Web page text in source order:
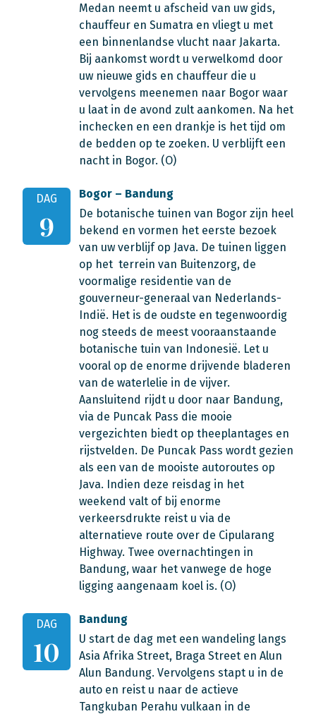
Medan neemt u afscheid van uw gids,
chauffeur en Sumatra en vliegt u met
een binnenlandse vlucht naar Jakarta.
Bij aankomst wordt u verwelkomd door
uw nieuwe gids en chauffeur die u
vervolgens meenemen naar Bogor waar
u laat in de avond zult aankomen. Na het
inchecken en een drankje is het tijd om
de bedden op te zoeken. U verblijft een
nacht in Bogor. (O)
DAG
9
Bogor – Bandung
De botanische tuinen van Bogor zijn heel
bekend en vormen het eerste bezoek
van uw verblijf op Java. De tuinen liggen
op het terrein van Buitenzorg, de
voormalige residentie van de
gouverneur-generaal van Nederlands-
Indië. Het is de oudste en tegenwoordig
nog steeds de meest vooraanstaande
botanische tuin van Indonesië. Let u
vooral op de enorme drijvende bladeren
van de waterlelie in de vijver.
Aansluitend rijdt u door naar Bandung,
via de Puncak Pass die mooie
vergezichten biedt op theeplantages en
rijstvelden. De Puncak Pass wordt gezien
als een van de mooiste autoroutes op
Java. Indien deze reisdag in het
weekend valt of bij enorme
verkeersdrukte reist u via de
alternatieve route over de Cipularang
Highway. Twee overnachtingen in
Bandung, waar het vanwege de hoge
ligging aangenaam koel is. (O)
DAG
10
Bandung
U start de dag met een wandeling langs
Asia Afrika Street, Braga Street en Alun
Alun Bandung. Vervolgens stapt u in de
auto en reist u naar de actieve
Tangkuban Perahu vulkaan in de